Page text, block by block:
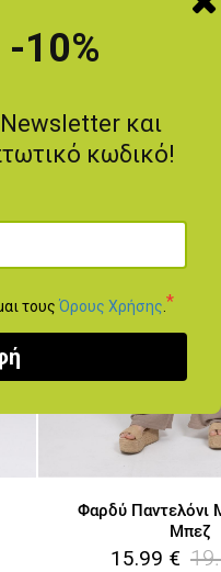
Φαρδύ Παντελόνι
Μπεζ
15.99 €
-10%
και
κωδικό!
τουςΌρους Χρήσης *